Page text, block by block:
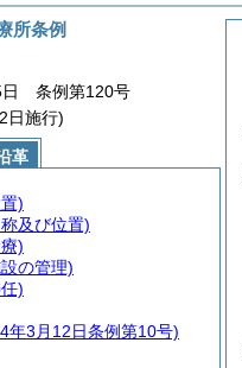
所条例
日 条例第120号
日施行)
革
)
及び位置)
)
の管理)
)
年3月12日条例第10号)